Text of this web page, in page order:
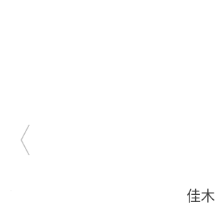
佳木斯明装筒灯及